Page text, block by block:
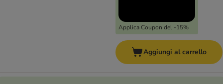
Applica Coupon del -15%
Aggiungi al carrello